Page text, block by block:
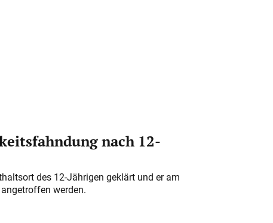
nach 12-
des 12-Jährigen geklärt und er am
werden.